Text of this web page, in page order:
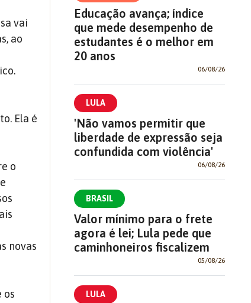
vai
ao
Ela é
o
novas
os
Educação avança; índice
que mede desempenho de
estudantes é o melhor em
20 anos
06/08/26
LULA
'Não vamos permitir que
liberdade de expressão seja
confundida com violência'
06/08/26
BRASIL
Valor mínimo para o frete
agora é lei; Lula pede que
caminhoneiros fiscalizem
05/08/26
LULA